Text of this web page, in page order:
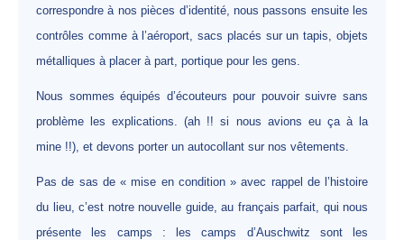
correspondre à nos pièces d’identité, nous passons ensuite les
contrôles comme à l’aéroport, sacs placés sur un tapis, objets
métalliques à placer à part, portique pour les gens.
Nous sommes équipés d’écouteurs pour pouvoir suivre sans
problème les explications. (ah !! si nous avions eu ça à la
mine !!), et devons porter un autocollant sur nos vêtements.
Pas de sas de « mise en condition » avec rappel de l’histoire
du lieu, c’est notre nouvelle guide, au français parfait, qui nous
présente les camps : les camps d’Auschwitz sont les